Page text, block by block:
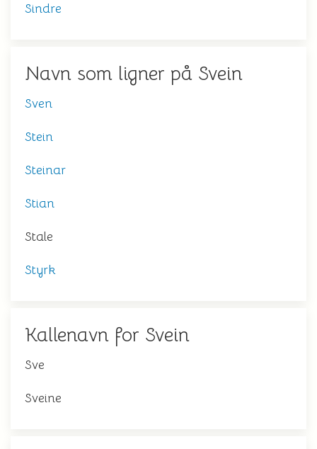
Sindre
Navn som ligner på Svein
Sven
Stein
Steinar
Stian
Stale
Styrk
Kallenavn for Svein
Sve
Sveine